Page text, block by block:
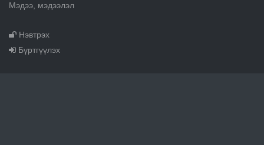
Мэдээ, мэдээлэл
Нэвтрэх
Бүртгүүлэх